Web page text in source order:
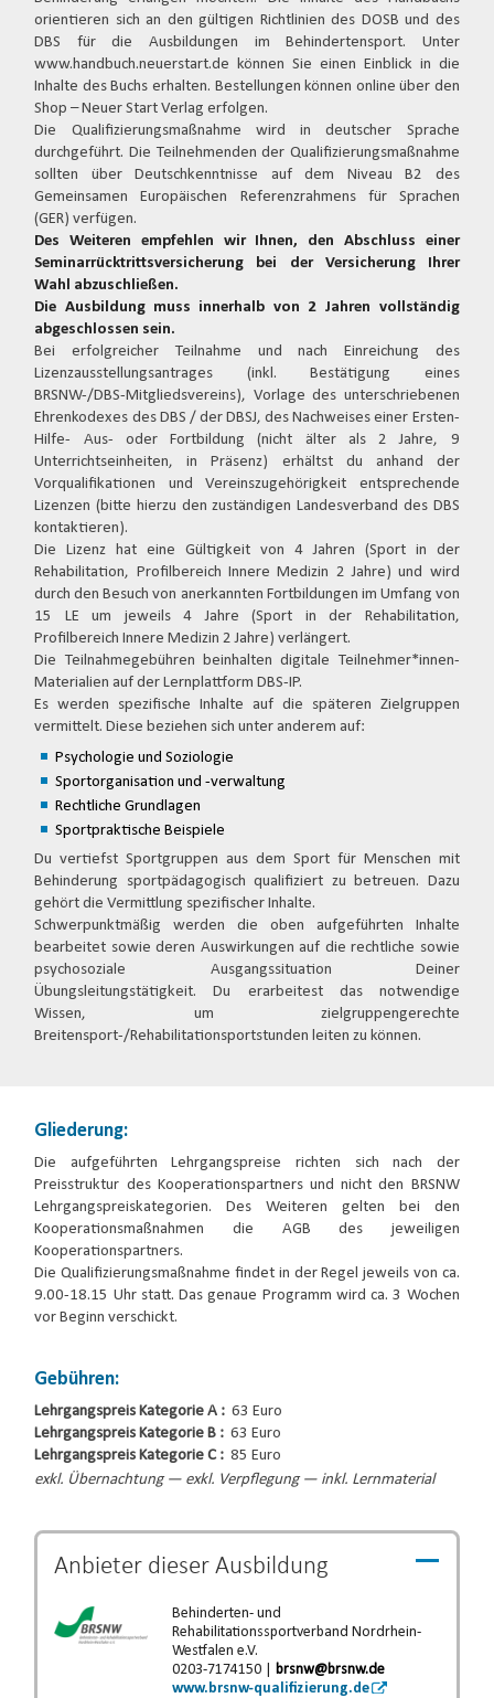
orientieren sich an den gültigen Richtlinien des DOSB und des
DBS für die Ausbildungen im Behindertensport. Unter
www.handbuch.neuerstart.de können Sie einen Einblick in die
Inhalte des Buchs erhalten. Bestellungen können online über den
Shop – Neuer Start Verlag erfolgen.
Die Qualifizierungsmaßnahme wird in deutscher Sprache
durchgeführt. Die Teilnehmenden der Qualifizierungsmaßnahme
sollten über Deutschkenntnisse auf dem Niveau B2 des
Gemeinsamen Europäischen Referenzrahmens für Sprachen
(GER) verfügen.
Des Weiteren empfehlen wir Ihnen, den Abschluss einer
Seminarrücktrittsversicherung bei der Versicherung Ihrer
Wahl abzuschließen.
Die Ausbildung muss innerhalb von 2 Jahren vollständig
abgeschlossen sein.
Bei erfolgreicher Teilnahme und nach Einreichung des
Lizenzausstellungsantrages (inkl. Bestätigung eines
BRSNW-/DBS-Mitgliedsvereins), Vorlage des unterschriebenen
Ehrenkodexes des DBS / der DBSJ, des Nachweises einer Ersten-
Hilfe- Aus- oder Fortbildung (nicht älter als 2 Jahre, 9
Unterrichtseinheiten, in Präsenz) erhältst du anhand der
Vorqualifikationen und Vereinszugehörigkeit entsprechende
Lizenzen (bitte hierzu den zuständigen Landesverband des DBS
kontaktieren).
Die Lizenz hat eine Gültigkeit von 4 Jahren (Sport in der
Rehabilitation, Profilbereich Innere Medizin 2 Jahre) und wird
durch den Besuch von anerkannten Fortbildungen im Umfang von
15 LE um jeweils 4 Jahre (Sport in der Rehabilitation,
Profilbereich Innere Medizin 2 Jahre) verlängert.
Die Teilnahmegebühren beinhalten digitale Teilnehmer*innen-
Materialien auf der Lernplattform DBS-IP.
Es werden spezifische Inhalte auf die späteren Zielgruppen
vermittelt. Diese beziehen sich unter anderem auf:
Psychologie und Soziologie
Sportorganisation und -verwaltung
Rechtliche Grundlagen
Sportpraktische Beispiele
Du vertiefst Sportgruppen aus dem Sport für Menschen mit
Behinderung sportpädagogisch qualifiziert zu betreuen. Dazu
gehört die Vermittlung spezifischer Inhalte.
Schwerpunktmäßig werden die oben aufgeführten Inhalte
bearbeitet sowie deren Auswirkungen auf die rechtliche sowie
psychosoziale Ausgangssituation Deiner
Übungsleitungstätigkeit. Du erarbeitest das notwendige
Wissen, um zielgruppengerechte
Breitensport-/Rehabilitationsportstunden leiten zu können.
Gliederung:
Die aufgeführten Lehrgangspreise richten sich nach der
Preisstruktur des Kooperationspartners und nicht den BRSNW
Lehrgangspreiskategorien. Des Weiteren gelten bei den
Kooperationsmaßnahmen die AGB des jeweiligen
Kooperationspartners.
Die Qualifizierungsmaßnahme findet in der Regel jeweils von ca.
9.00-18.15 Uhr statt. Das genaue Programm wird ca. 3 Wochen
vor Beginn verschickt.
Gebühren:
Lehrgangspreis Kategorie A : 63 Euro
Lehrgangspreis Kategorie B : 63 Euro
Lehrgangspreis Kategorie C : 85 Euro
exkl. Übernachtung — exkl. Verpflegung — inkl. Lernmaterial
Anbieter dieserAusbildung
Behinderten- und
Rehabilitationssportverband Nordrhein-
Westfalen e.V.
0203-7174150 |
brsnw@brsnw.de
www.brsnw-qualifizierung.de